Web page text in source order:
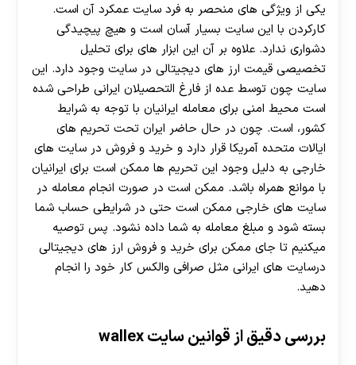
یکی از ویژگی های منحصر به فرد سایت عمکرد آن است.
کارکردن با این سایت بسیار آسان است و هیچ پیچیدگی
دشواری ندارد. علاوه بر آن این ابزار های برای تحلیل
تخصیصی قیمت ارز های دیجیتالی در سایت وجود دارد. این
سایت چون توسط عده از فارغ التحصیلان ایرانی طراحی شده
است محیط امنی برای معامله ایرانیان با توجه به شرایط
کشور، است. چون در حال حاضر ایران تحت تحریم های
ایالات متحده آمریکا قرار دارد و خرید و فروش در سایت های
خارجی به دلیل وجود این تحریم ها ممکن است برای ایرانیان
با موانع همراه باشد. ممکن است در صورت انجام معامله در
سایت های خارجی ممکن است حتی در شرایطی حساب شما
بسته شود و مبلغ معامله به شما داده نشود. پس توصیه
میکنیم تا جای ممکن برای خرید و فروش ارز های دیجیتالی
درسایت های ایرانی مثل صرافی والکس کار خود را انجام
دهید.
بررسی دقیق از قوانین سایت wallex